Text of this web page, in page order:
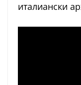
италиански